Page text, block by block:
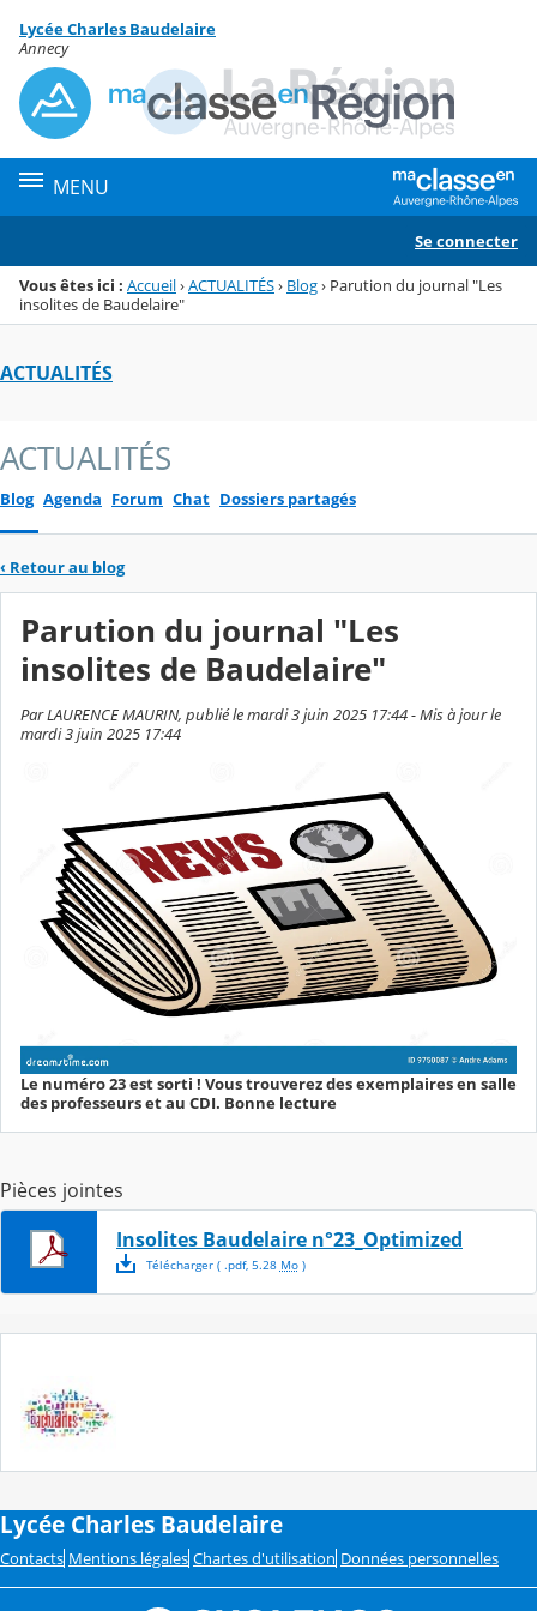
Menu de la rubrique
Contenu
Lycée Charles Baudelaire
Annecy
MENU
Se connecter
Vous êtes ici : Accueil›ACTUALITÉS› Blog› Parution du journal "Les
insolites de Baudelaire"
ACTUALITÉS
ACTUALITÉS
Blog Agenda Forum Chat Dossiers partagés
‹ Retour au blog
Parution du journal "Les
insolites de Baudelaire"
Par LAURENCE MAURIN, publié le mardi 3 juin 2025 17:44 - Mis à jour le
mardi 3 juin 2025 17:44
Le numéro 23 est sorti ! Vous trouverez des exemplaires en salle
des professeurs et au CDI. Bonne lecture
Pièces jointes
Insolites Baudelaire n°23_Optimized
Télécharger( .pdf, 5.28 Mo)
Lycée Charles Baudelaire
Contacts Mentions légales Chartes d'utilisation Données personnelles